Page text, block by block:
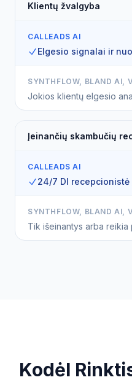
Klientų žvalgyba
CALLEADS AI
Elgesio signalai ir
SYNTHFLOW, BLAND AI,
Jokios klientų elgesio
Įeinančių skambučių
CALLEADS AI
24/7 DI
SYNTHFLOW, BLAND AI,
Tik išeinantys arba reikia
Kodėl